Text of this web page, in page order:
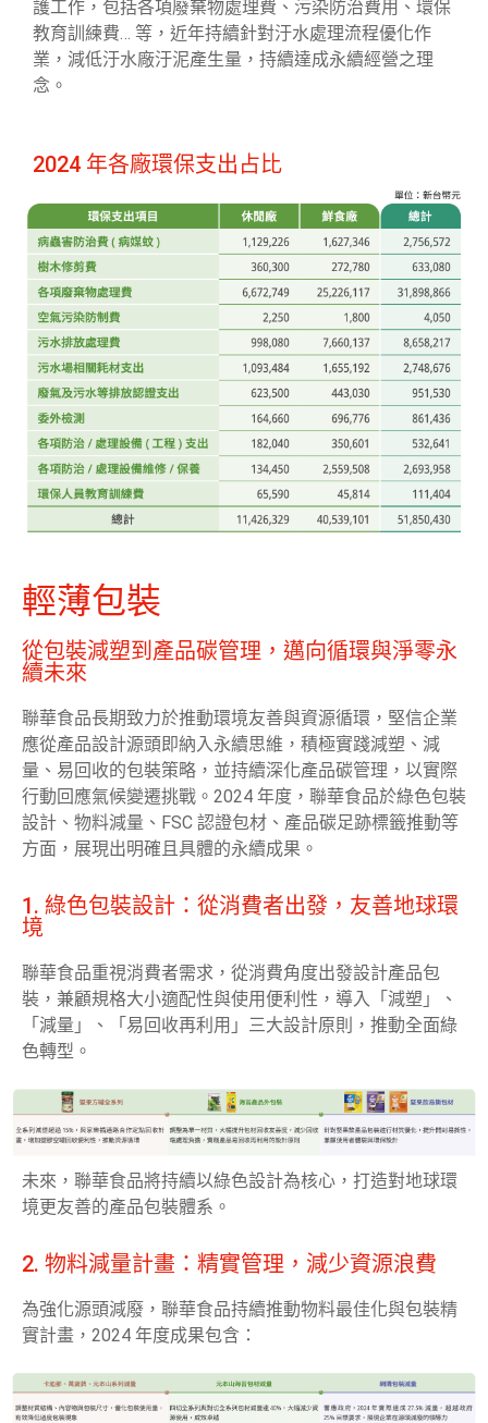
護工作，包括各項廢棄物處理費、污染防治費用、環保
教育訓練費… 等，近年持續針對汙水處理流程優化作
業，減低汙水廠汙泥產生量，持續達成永續經營之理
念。
2024 年各廠環保支出占比
輕薄包裝
從包裝減塑到產品碳管理，邁向循環與淨零永
續未來
聯華食品長期致力於推動環境友善與資源循環，堅信企業
應從產品設計源頭即納入永續思維，積極實踐減塑、減
量、易回收的包裝策略，並持續深化產品碳管理，以實際
行動回應氣候變遷挑戰。2024 年度，聯華食品於綠色包裝
設計、物料減量、FSC 認證包材、產品碳足跡標籤推動等
方面，展現出明確且具體的永續成果。
1. 綠色包裝設計：從消費者出發，友善地球環
境
聯華食品重視消費者需求，從消費角度出發設計產品包
裝，兼顧規格大小適配性與使用便利性，導入「減塑」、
「減量」、「易回收再利用」三大設計原則，推動全面綠
色轉型。
未來，聯華食品將持續以綠色設計為核心，打造對地球環
境更友善的產品包裝體系。
2. 物料減量計畫：精實管理，減少資源浪費
為強化源頭減廢，聯華食品持續推動物料最佳化與包裝精
實計畫，2024 年度成果包含：